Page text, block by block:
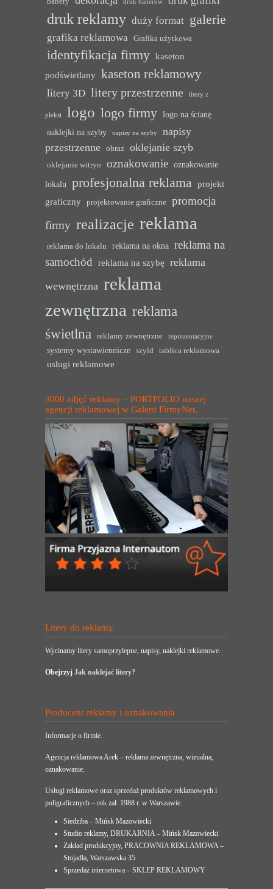
druk banerów
druk reklamy duży format galerie
grafika reklamowa Grafika użytkowa
identyfikacja firmy kaseton
podświetlany kaseton reklamowy
litery 3D litery przestrzenne litery z
pleksi logo logo firmy logo na ścianę
naklejki na szyby
napisy na szyby
napisy
przestrzenne
obraz oklejanie szyb
oklejanie witryn oznakowanie oznakowanie
lokalu profesjonalna reklama projekt
graficzny
projektowanie graficzne
promocja
firmy realizacje reklama
reklama do lokalu reklama na okna reklama na
samochód reklama na szybę reklama
wewnętrzna reklama
zewnętrzna reklama
świetlna
reklamy zewnętrzne reprezentacyjne
systemy wystawiennicze szyld tablica reklamowa
usługi reklamowe
3000 zdjęć reklamy – PORTFOLIO naszej
agencji reklamowej w Galerii FirmyNet.
Litery do reklamy
Wycinamy litery samoprzylepne, napisy, naklejki reklamowe.
Obejrzyj Jak naklejać litery?
Producent reklamy i oznakowania
Informacje o firmie.
Agencja reklamowa Arek – reklama zewnętrzna, wizualna,
oznakowanie.
Usługi reklamowe oraz sprzedaż produktów reklamowych i
poligraficznych – rok zał. 1988 r. w Warszawie.
Siedziba – Mińsk Mazowiecki
Studio reklamy, DRUKARNIA – Mińsk Mazowiecki
Zakład produkcyjny, PRACOWNIA REKLAMOWA –
Stojadła, Warszawska 35
Sprzedaż internetowa – SKLEP REKLAMOWY